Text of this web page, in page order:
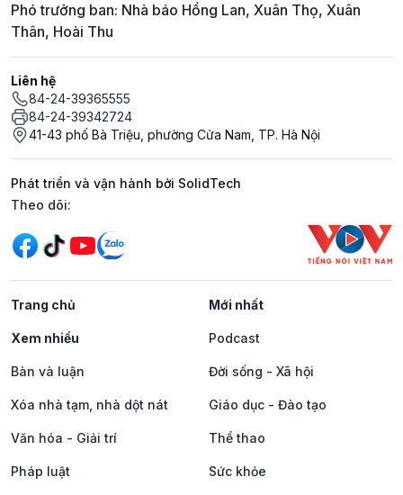
Phó trưởng ban: Nhà báo Hồng Lan, Xuân Thọ, Xuân
Thân, Hoài Thu
Liên hệ
84-24-39365555
84-24-39342724
41-43 phố Bà Triệu, phường Cửa Nam, TP. Hà Nội
Phát triển và vận hành bởi SolidTech
Mạng xã hội
Theo dõi:
Trang chủ Mới nhất
Xem nhiều Podcast
Bàn và luận Đời sống - Xã hội
Xóa nhà tạm, nhà dột nát Giáo dục - Đào tạo
Văn hóa - Giải trí Thể thao
Pháp luật Sức khỏe